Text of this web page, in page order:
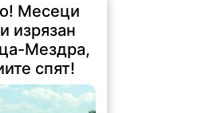
Месеци
изрязан
Мездра,
спят!